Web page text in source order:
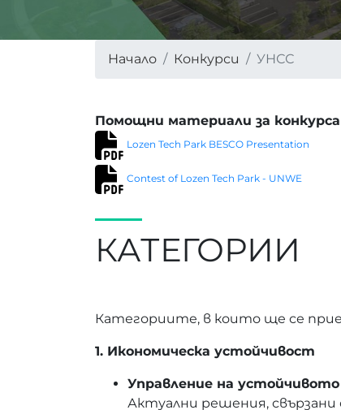
Начало Конкурси УНСС
Помощни материали за конкурса
Lozen Tech Park BESCO Presentation
Contest of Lozen Tech Park - UNWE
КАТЕГОРИИ
Категориите, в които ще се
1. Икономическа устойчивост
Управление на
Актуални решения,